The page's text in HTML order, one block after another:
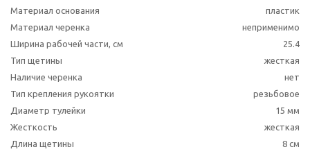
Материал основания
пластик
Материал черенка
неприменимо
Ширина рабочей части, см
25.4
Тип щетины
жесткая
Наличие черенка
нет
Тип крепления рукоятки
резьбовое
Диаметр тулейки
15 мм
Жесткость
жесткая
Длина щетины
8 см